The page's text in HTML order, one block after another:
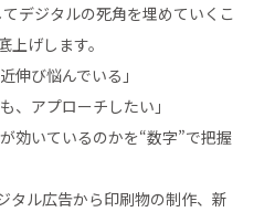
デジタルの死角を埋めていくこ
上げします。
伸び悩んでいる」
、アプローチしたい」
効いているのかを“数字”で把握
タル広告から印刷物の制作、新